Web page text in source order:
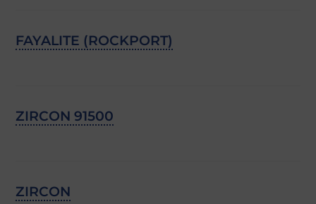
FAYALITE (ROCKPORT)
ZIRCON 91500
ZIRCON